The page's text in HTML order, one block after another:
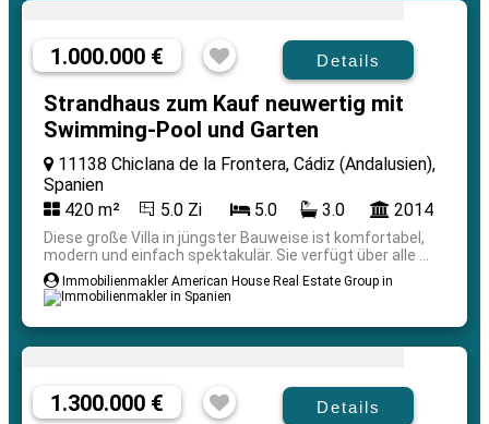
1.000.000 € Details
Strandhaus zum Kauf neuwertig mit
Swimming-Pool und Garten
11138 Chiclana de la Frontera, Cádiz (Andalusien),
Spanien
420 m²
5.0 Zi 5.0 3.0 2014
Diese große Villa in jüngster Bauweise ist komfortabel,
modern und einfach spektakulär. Sie verfügt über alle ...
Immobilienmakler American House Real Estate Group in
1.300.000 € Details